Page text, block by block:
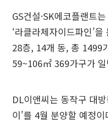
GS건설·SK에코플랜트
‘라클라체자이드파인’
28층, 14개 동, 총 1499
59~106㎡ 369가구가
DL이앤씨는 동작구 대
이’를 4월 분양할 예정